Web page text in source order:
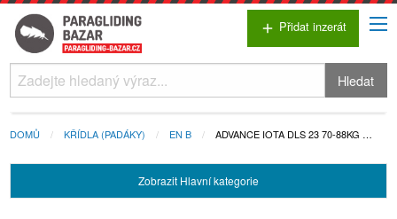
add Přidat inzerát
Hledat
DOMŮ KŘÍDLA (PADÁKY) EN B ADVANCE IOTA DLS 23 70-88KG …
Zobrazit Hlavní kategorie